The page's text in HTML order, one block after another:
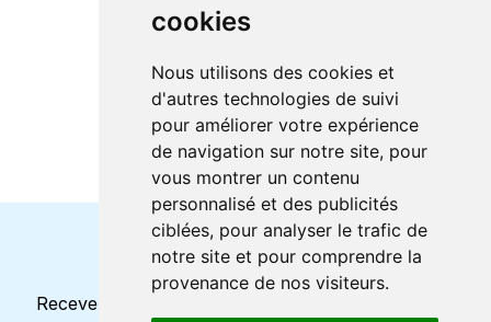
cookies
Nous utilisons des cookies et
d'autres technologies de suivi
pour améliorer votre expérience
de navigation sur notre site, pour
vous montrer un contenu
personnalisé et des publicités
ciblées, pour analyser le trafic de
notre site et pour comprendre la
provenance de nos visiteurs.
Horaires et offres actuels
Recevez toutes les mises à jour dans votre e-mail